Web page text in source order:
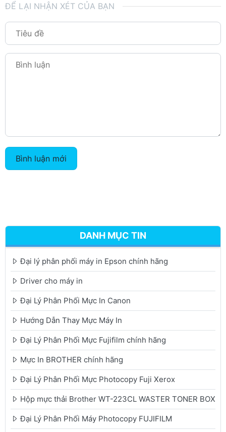
ĐỂ LẠI NHẬN XÉT CỦA BẠN
Bình luận mới
DANH MỤC TIN
Đại lý phân phối máy in Epson chính hãng
Driver cho máy in
Đại Lý Phân Phối Mực In Canon
Hướng Dẫn Thay Mực Máy In
Đại Lý Phân Phối Mực Fujifilm chính hãng
Mực In BROTHER chính hãng
Đại Lý Phân Phối Mực Photocopy Fuji Xerox
Hộp mực thải Brother WT-223CL WASTER TONER BOX
Đại Lý Phân Phối Máy Photocopy FUJIFILM